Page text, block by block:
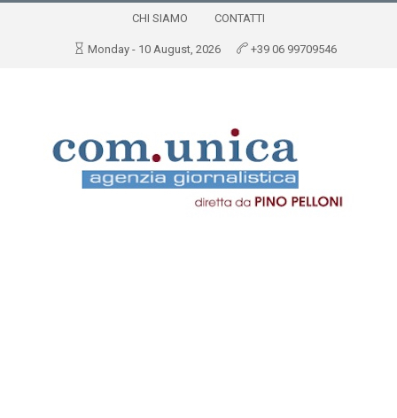
CHI SIAMO CONTATTI
Monday - 10 August, 2026 +39 06 99709546